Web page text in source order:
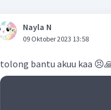
Nayla N
09 Oktober 2023 13:58
tolong bantu akuu kaa